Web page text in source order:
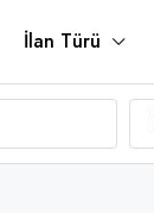
İlan Türü